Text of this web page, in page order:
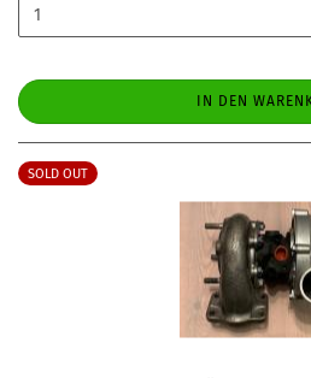
IN DEN
SOLD OUT